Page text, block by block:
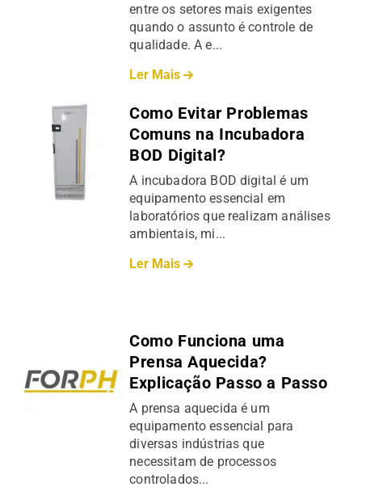
entre os setores mais exigentes
quando o assunto é controle de
qualidade. A e...
Ler Mais
Como Evitar Problemas
Comuns na Incubadora
BOD Digital?
A incubadora BOD digital é um
equipamento essencial em
laboratórios que realizam análises
ambientais, mi...
Ler Mais
Como Funciona uma
Prensa Aquecida?
Explicação Passo a Passo
A prensa aquecida é um
equipamento essencial para
diversas indústrias que
necessitam de processos
controlados...